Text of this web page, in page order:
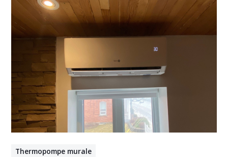
Thermopompe murale